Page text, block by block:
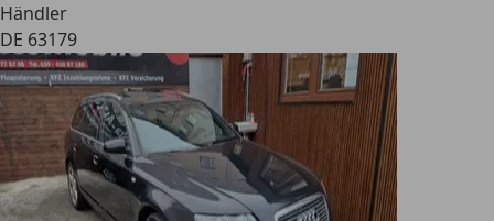
Händler
DE 63179